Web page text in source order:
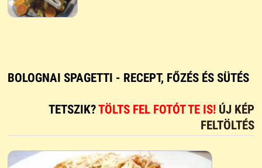
BOLOGNAI SPAGETTI - RECEPT, FŐZÉS ÉS SÜTÉS
TETSZIK?TÖLTS FEL FOTÓT TE IS! ÚJ KÉP
FELTÖLTÉS